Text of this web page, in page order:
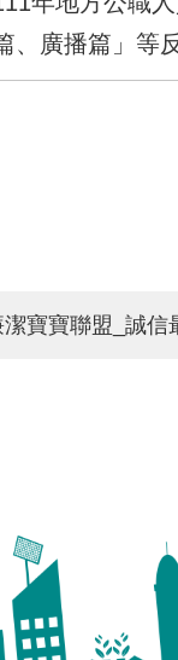
、廣播篇」等
寶寶聯盟_誠信